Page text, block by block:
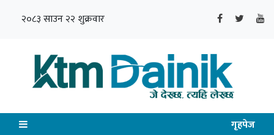
२०८३ साउन २२ शुक्रवार
गृहपेज